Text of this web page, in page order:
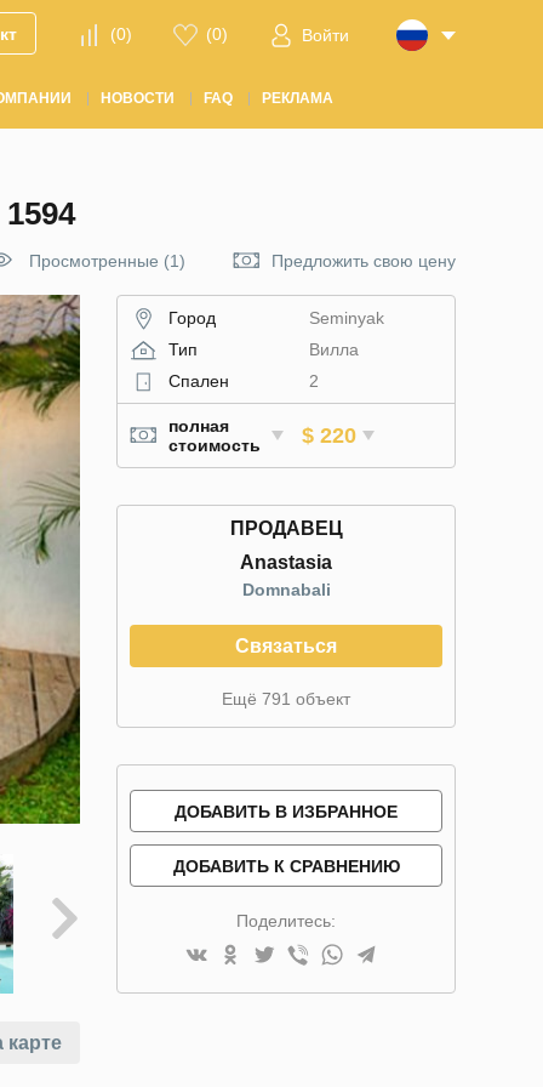
(0) (0) Войти
НОВОСТИ FAQ РЕКЛАМА
Просмотренные (1) Предложить свою цену
карте
Город
Seminyak
Тип
Вилла
Спален
2
полная
стоимость
$ 220
ПРОДАВЕЦ
Anastasia
Domnabali
Связаться
Ещё 791 объект
ДОБАВИТЬ В ИЗБРАННОЕ
ДОБАВИТЬ К СРАВНЕНИЮ
Поделитесь: